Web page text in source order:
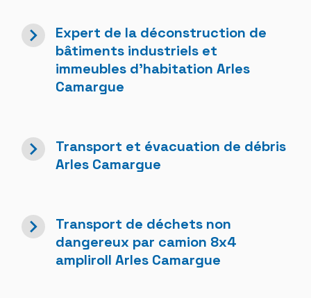
navigate_next
Expert de la déconstruction de
bâtiments industriels et
immeubles d'habitation Arles
Camargue
navigate_next
Transport et évacuation de débris
Arles Camargue
navigate_next
Transport de déchets non
dangereux par camion 8x4
ampliroll Arles Camargue